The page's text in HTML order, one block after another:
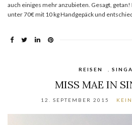
auch einiges mehr anzubieten. Gesagt,
unter 70€ mit 10 kg Handgepäck und
REISEN
MISS MAE IN
12. SEPTEMBER 2015